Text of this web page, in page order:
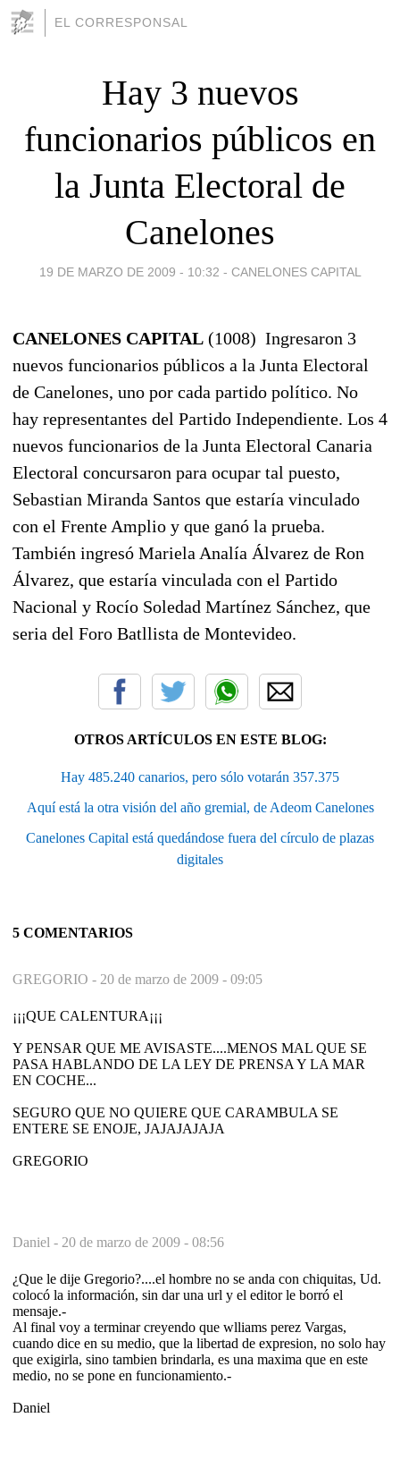
EL CORRESPONSAL
Hay 3 nuevos
funcionarios públicos en
la Junta Electoral de
Canelones
19 DE MARZO DE 2009 - 10:32 - CANELONES CAPITAL
CANELONES CAPITAL (1008) Ingresaron 3
nuevos funcionarios públicos a la Junta Electoral
de Canelones, uno por cada partido político. No
hay representantes del Partido Independiente. Los 4
nuevos funcionarios de la Junta Electoral Canaria
Electoral concursaron para ocupar tal puesto,
Sebastian Miranda Santos que estaría vinculado
con el Frente Amplio y que ganó la prueba.
También ingresó Mariela Analía Álvarez de Ron
Álvarez, que estaría vinculada con el Partido
Nacional y Rocío Soledad Martínez Sánchez, que
seria del Foro Batllista de Montevideo.
OTROS ARTÍCULOS EN ESTE BLOG:
Hay 485.240 canarios, pero sólo votarán 357.375
Aquí está la otra visión del año gremial, de Adeom Canelones
Canelones Capital está quedándose fuera del círculo de plazas
digitales
5 COMENTARIOS
GREGORIO - 20 de marzo de 2009 - 09:05
¡¡¡QUE CALENTURA¡¡¡
Y PENSAR QUE ME AVISASTE....MENOS MAL QUE SE
PASA HABLANDO DE LA LEY DE PRENSA Y LA MAR
EN COCHE...
SEGURO QUE NO QUIERE QUE CARAMBULA SE
ENTERE SE ENOJE, JAJAJAJAJA
GREGORIO
Daniel - 20 de marzo de 2009 - 08:56
¿Que le dije Gregorio?....el hombre no se anda con chiquitas, Ud.
colocó la información, sin dar una url y el editor le borró el
mensaje.-
Al final voy a terminar creyendo que wlliams perez Vargas,
cuando dice en su medio, que la libertad de expresion, no solo hay
que exigirla, sino tambien brindarla, es una maxima que en este
medio, no se pone en funcionamiento.-
Daniel